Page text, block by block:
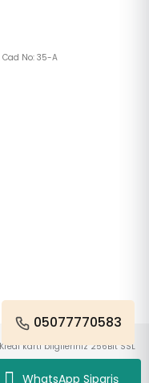
WhatsApp Sipariş
No: 35-A
05077770583
kartı bilgileriniz 256Bit SSL